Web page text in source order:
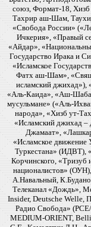
союз, Формат-18, Хизб
Тахрир аш-Шам,
«Свобода России»
Ичкерия», «Правый
«Айдар»,
Государство Ирака и
«Исламское
Фатх аш-Шам»,
исламский
«Аль-Каида», «Аш-
мусульмане» («Аль-
народа», «Хизб ут-
«Исламский джихад
Джамаат»,
«Исламское движение
Туркестана»
Корчинского, «Тризуб
националистов»
А.Навальный,
Телеканал «Дождь»,
Insider, Deutsche Welle,
Радио Свобода»
MEDIUM-ORIENT,